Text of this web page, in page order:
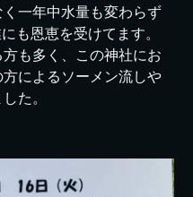
一年中水量も変わらず
も恩恵を受けてます。
も多く、この神社にお
によるソーメン流しや
た。